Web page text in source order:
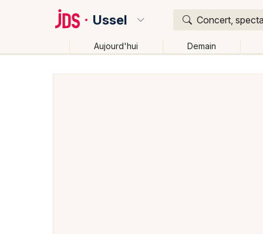
Ussel Concert,
Aujourd'hui Demain